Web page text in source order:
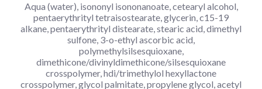
Aqua (water), isononyl isononanoate, cetearyl alcohol,
pentaerythrityl tetraisostearate, glycerin, c15-19
alkane, pentaerythrityl distearate, stearic acid, dimethyl
sulfone, 3-o-ethyl ascorbic acid,
polymethylsilsesquioxane,
dimethicone/divinyldimethicone/silsesquioxane
crosspolymer, hdi/trimethylol hexyllactone
crosspolymer, glycol palmitate, propylene glycol, acetyl